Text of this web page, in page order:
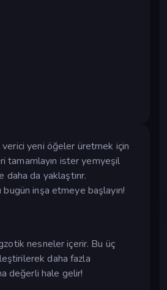
yeni öğeler üretmek için
tamamlayın ister yemyeşil
da yaklaştırır.
inşa etmeye başlayın!
nesneler içerir. Bu üç
daha fazla
değerli hale gelir!